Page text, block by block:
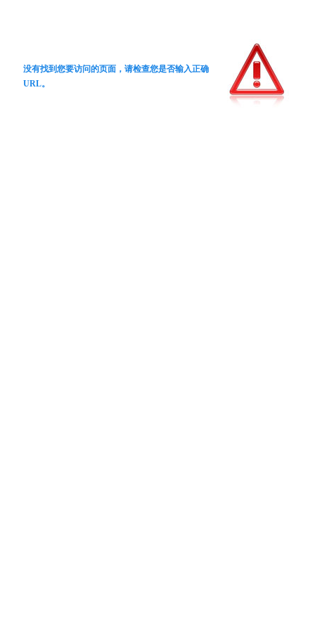
没有找到您要访问的页面，请检查您是否输入正确
URL。